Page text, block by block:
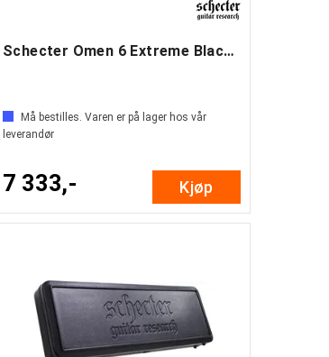
Schecter Omen 6 Extreme Black Cherry
Må bestilles. Varen er på lager hos vår
leverandør
7 333,- Kjøp